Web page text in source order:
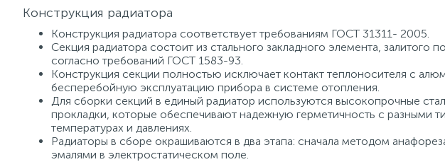
Конструкция радиатора
Конструкция радиатора соответствует требованиям ГОСТ 31311- 2005.
Секция радиатора состоит из стального закладного элемента,
согласно требований ГОСТ 1583-93.
Конструкция секции полностью исключает контакт теплоносителя с
бесперебойную эксплуатацию прибора в системе отопления.
Для сборки секций в единый радиатор используются высокопрочные
прокладки, которые обеспечивают надежную герметичность с разными
температурах и давлениях.
Радиаторы в сборе окрашиваются в два этапа: сначала методом
эмалями в электростатическом поле.